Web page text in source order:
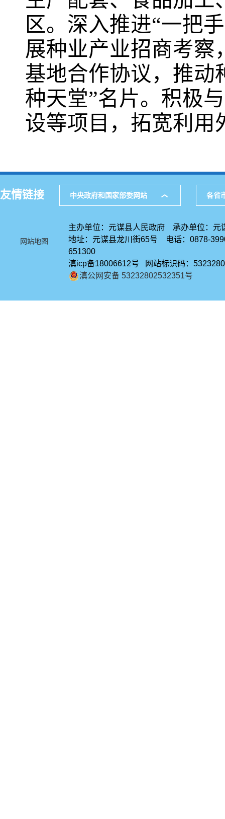
区。深入推进“一把
展种业产业招商考察
基地合作协议，推动
种天堂”名片。积极
设等项目，拓宽利用
友情链接 中央政府和国家部委网站 各省
网站地图
主办单位：元谋县人民政府 承办单位：元
地址：元谋县龙川街65号 电话：0878-
651300
滇icp备18006612号 网站标识码：
滇公网安备 53232802532351号